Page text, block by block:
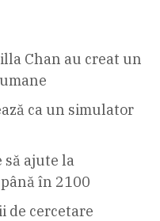
Chan au creat un
ca un simulator
ajute la
în 2100
de cercetare